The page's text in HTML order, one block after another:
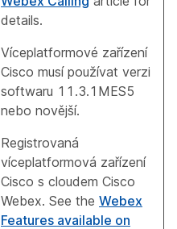
details.
Víceplatformové zařízení
Cisco musí používat verzi
softwaru 11.3.1MES5
nebo novější.
Registrovaná
víceplatformová zařízení
Cisco s cloudem Cisco
Webex. See the Webex
Features available on